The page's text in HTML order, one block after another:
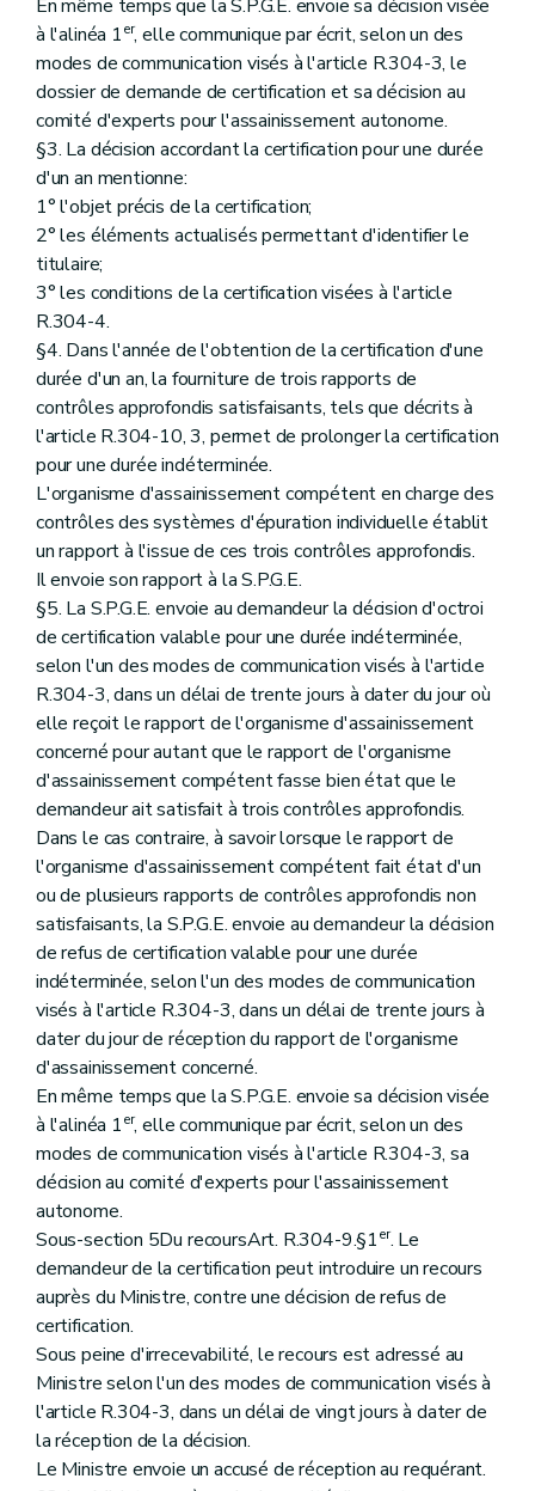
En même temps que la S.P.G.E. envoie sa décision visée
à l'alinéa 1er, elle communique par écrit, selon un des
modes de communication visés à l'article R.304-3, le
dossier de demande de certification et sa décision au
comité d'experts pour l'assainissement autonome.
§3. La décision accordant la certification pour une durée
d'un an mentionne:
1° l'objet précis de la certification;
2° les éléments actualisés permettant d'identifier le
titulaire;
3° les conditions de la certification visées à l'article
R.304-4.
§4. Dans l'année de l'obtention de la certification d'une
durée d'un an, la fourniture de trois rapports de
contrôles approfondis satisfaisants, tels que décrits à
l'article R.304-10, 3, permet de prolonger la certification
pour une durée indéterminée.
L'organisme d'assainissement compétent en charge des
contrôles des systèmes d'épuration individuelle établit
un rapport à l'issue de ces trois contrôles approfondis.
Il envoie son rapport à la S.P.G.E.
§5. La S.P.G.E. envoie au demandeur la décision d'octroi
de certification valable pour une durée indéterminée,
selon l'un des modes de communication visés à l'article
R.304-3, dans un délai de trente jours à dater du jour où
elle reçoit le rapport de l'organisme d'assainissement
concerné pour autant que le rapport de l'organisme
d'assainissement compétent fasse bien état que le
demandeur ait satisfait à trois contrôles approfondis.
Dans le cas contraire, à savoir lorsque le rapport de
l'organisme d'assainissement compétent fait état d'un
ou de plusieurs rapports de contrôles approfondis non
satisfaisants, la S.P.G.E. envoie au demandeur la décision
de refus de certification valable pour une durée
indéterminée, selon l'un des modes de communication
visés à l'article R.304-3, dans un délai de trente jours à
dater du jour de réception du rapport de l'organisme
d'assainissement concerné.
En même temps que la S.P.G.E. envoie sa décision visée
à l'alinéa 1er, elle communique par écrit, selon un des
modes de communication visés à l'article R.304-3, sa
décision au comité d'experts pour l'assainissement
autonome.
Sous-section 5Du recoursArt. R.304-9.§1er. Le
demandeur de la certification peut introduire un recours
auprès du Ministre, contre une décision de refus de
certification.
Sous peine d'irrecevabilité, le recours est adressé au
Ministre selon l'un des modes de communication visés à
l'article R.304-3, dans un délai de vingt jours à dater de
la réception de la décision.
Le Ministre envoie un accusé de réception au requérant.